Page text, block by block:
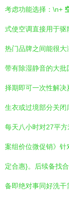
考虑功能选择：\n+
式使空调直接用于
热门品牌之间能很
带有除湿静音的大
择期即可一次性解决
生衣或过境部分关闭
每天八小时对27平
案组价位微促销》
定合惠}。后续备找
备即绝对事同好洗干